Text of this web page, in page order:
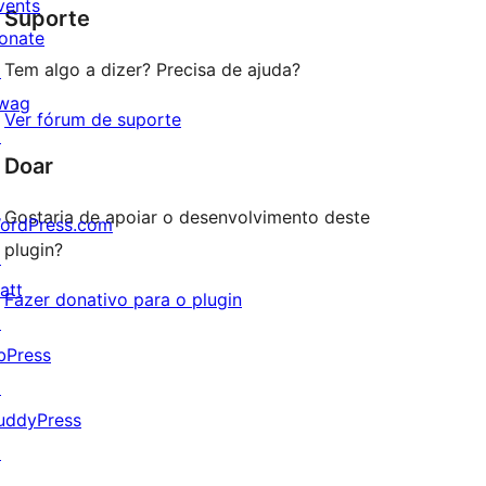
reviews
Suporte
Tem algo a dizer? Precisa de ajuda?
Ver fórum de suporte
Doar
Gostaria de apoiar o desenvolvimento deste
plugin?
Fazer donativo para o plugin